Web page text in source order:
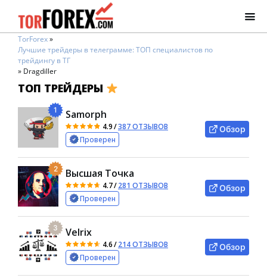
TorForex»
Лучшие трейдеры в телеграмме: ТОП специалистов по
трейдингу в ТГ
» Dragdiller
ТОП ТРЕЙДЕРЫ
1 Samorph
4.9/387 ОТЗЫВОВ
Проверен
Обзор
2 Высшая Точка
4.7/281 ОТЗЫВОВ
Проверен
Обзор
3 Velrix
4.6/214 ОТЗЫВОВ
Проверен
Обзор